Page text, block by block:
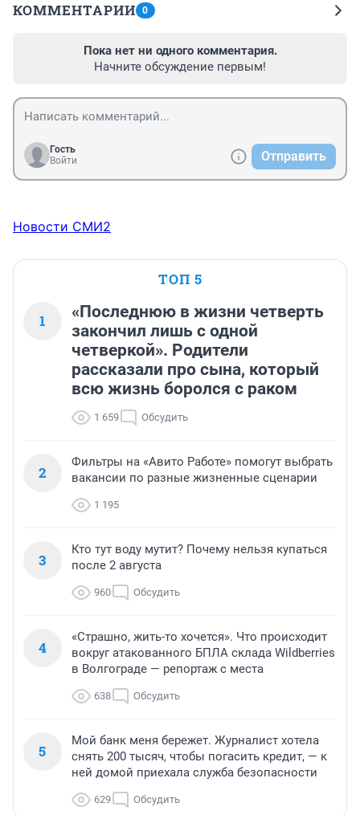
КОММЕНТАРИИ 0
Пока нет ни одного комментария.
Начните обсуждение первым!
Гость
Войти
Отправить
Новости СМИ2
ТОП 5
1
«Последнюю в жизни четверть
закончил лишь с одной
четверкой». Родители
рассказали про сына, который
всю жизнь боролся с раком
1 659 Обсудить
2
Фильтры на «Авито Работе» помогут выбрать
вакансии по разные жизненные сценарии
1 195
3
Кто тут воду мутит? Почему нельзя купаться
после 2 августа
960 Обсудить
4
«Страшно, жить-то хочется». Что происходит
вокруг атакованного БПЛА склада Wildberries
в Волгограде — репортаж с места
638 Обсудить
5
Мой банк меня бережет. Журналист хотела
снять 200 тысяч, чтобы погасить кредит, — к
ней домой приехала служба безопасности
629 Обсудить